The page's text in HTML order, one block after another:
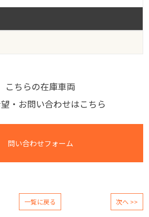
こちらの在庫車両
・お問い合わせはこちら
問い合わせフォーム
一覧に戻る 次へ >>